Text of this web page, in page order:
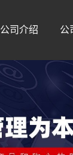
公司介绍 公